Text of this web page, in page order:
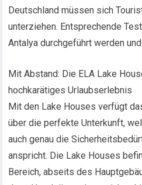
Deutschland müssen sich
unterziehen. Entsprechende
Antalya durchgeführt werden
Mit Abstand: Die ELA Lake
hochkarätiges Urlaubserlebnis
Mit den Lake Houses verfügt
über die perfekte Unterkunft,
auch genau die
anspricht. Die Lake Houses
Bereich, abseits des